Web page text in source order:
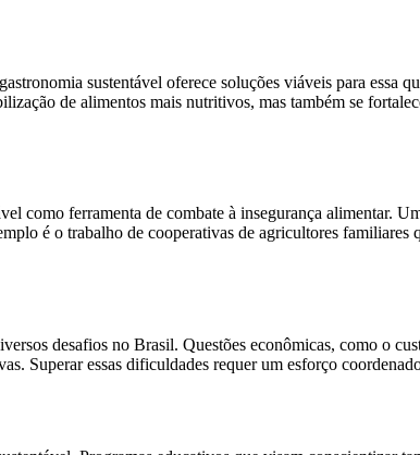
sustentável oferece soluções viáveis para essa
de alimentos mais nutritivos, mas também se
como ferramenta de combate à insegurança alimentar.
é o trabalho de cooperativas de agricultores familiares
desafios no Brasil. Questões econômicas, como o
Superar essas dificuldades requer um esforço